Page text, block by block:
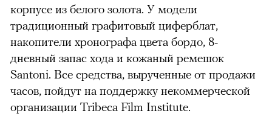
корпусе из белого золота. У модели
традиционный графитовый циферблат,
накопители хронографа цвета бордо, 8-
дневный запас хода и кожаный ремешок
Santoni. Все средства, вырученные от продажи
часов, пойдут на поддержку некоммерческой
организации Tribeca Film Institute.